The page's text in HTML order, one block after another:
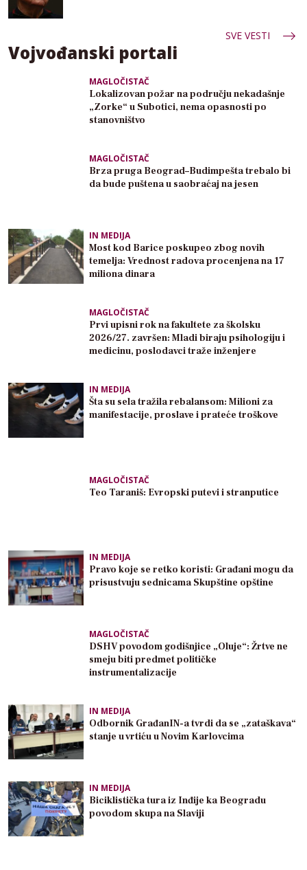
SVE VESTI
Vojvođanski portali
MAGLOČISTAČ
Lokalizovan požar na području nekadašnje
„Zorke“ u Subotici, nema opasnosti po
stanovništvo
MAGLOČISTAČ
Brza pruga Beograd–Budimpešta trebalo bi
da bude puštena u saobraćaj na jesen
IN MEDIJA
Most kod Barice poskupeo zbog novih
temelja: Vrednost radova procenjena na 17
miliona dinara
MAGLOČISTAČ
Prvi upisni rok na fakultete za školsku
2026/27. završen: Mladi biraju psihologiju i
medicinu, poslodavci traže inženjere
IN MEDIJA
Šta su sela tražila rebalansom: Milioni za
manifestacije, proslave i prateće troškove
MAGLOČISTAČ
Teo Taraniš: Evropski putevi i stranputice
IN MEDIJA
Pravo koje se retko koristi: Građani mogu da
prisustvuju sednicama Skupštine opštine
MAGLOČISTAČ
DSHV povodom godišnjice „Oluje“: Žrtve ne
smeju biti predmet političke
instrumentalizacije
IN MEDIJA
Odbornik GrađanIN-a tvrdi da se „zataškava“
stanje u vrtiću u Novim Karlovcima
IN MEDIJA
Biciklistička tura iz Inđije ka Beogradu
povodom skupa na Slaviji